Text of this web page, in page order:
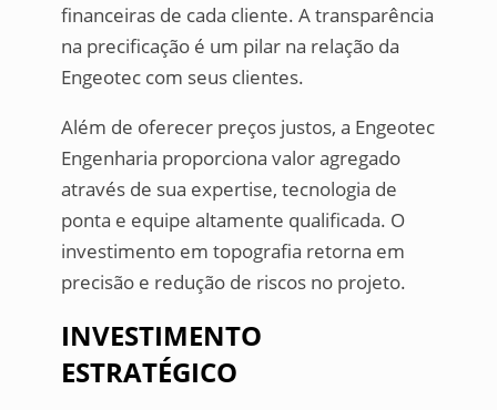
financeiras de cada cliente. A transparência
na precificação é um pilar na relação da
Engeotec com seus clientes.
Além de oferecer preços justos, a Engeotec
Engenharia proporciona valor agregado
através de sua expertise, tecnologia de
ponta e equipe altamente qualificada. O
investimento em topografia retorna em
precisão e redução de riscos no projeto.
INVESTIMENTO
ESTRATÉGICO